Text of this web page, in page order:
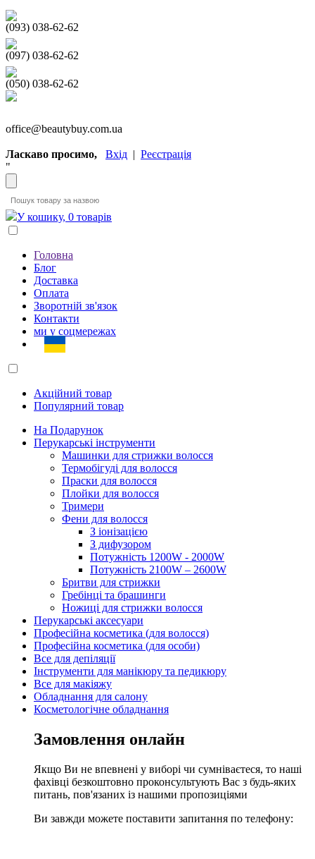
(093) 038-62-62
(097) 038-62-62
(050) 038-62-62
office@beautybuy.com.ua
Ласкаво просимо, Вхід | Реєстрація
"
У кошику, 0 товарів
Головна
Блог
Доставка
Оплата
Зворотній зв'язок
Контакти
ми у соцмережах
Акційний товар
Популярний товар
На Подарунок
Перукарські інструменти
Машинки для стрижки волосся
Термобігуді для волосся
Праски для волосся
Плойки для волосся
Тримери
Фени для волосся
З іонізацією
З дифузором
Потужність 1200W - 2000W
Потужність 2100W – 2600W
Бритви для стрижки
Гребінці та брашинги
Ножиці для стрижки волосся
Перукарські аксесуари
Професійна косметика (для волосся)
Професійна косметика (для особи)
Все для депіляції
Інструменти для манікюру та педикюру
Все для макіяжу
Обладнання для салону
Косметологічне обладнання
Замовлення онлайн
Якщо Ви не впевнені у виборі чи сумніваєтеся, то наші
фахівці безкоштовно проконсультують Вас з будь-яких
питань, пов'язаних із нашими пропозиціями
Ви завжди можете поставити запитання по телефону: